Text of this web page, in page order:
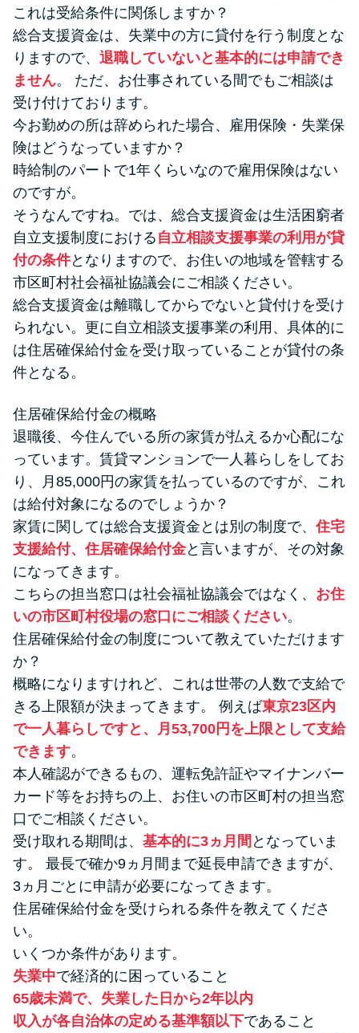
これは受給条件に関係しますか？
総合支援資金は、失業中の方に貸付を行う制度とな
りますので、 退職していないと基本的には申請でき
ません。 ただ、お仕事されている間でもご相談は
受け付けております。
今お勤めの所は辞められた場合、雇用保険・失業保
険はどうなっていますか？
時給制のパートで1年くらいなので雇用保険はない
のですが。
そうなんですね。では、総合支援資金は生活困窮者
自立支援制度における 自立相談支援事業の利用が貸
付の条件となりますので、お住いの地域を管轄する
市区町村社会福祉協議会にご相談ください。
総合支援資金は離職してからでないと貸付けを受け
られない。更に自立相談支援事業の利用、具体的に
は住居確保給付金を受け取っていることが貸付の条
件となる。
住居確保給付金の概略
退職後、今住んでいる所の家賃が払えるか心配にな
っています。賃貸マンションで一人暮らしをしてお
り、月85,000円の家賃を払っているのですが、これ
は給付対象になるのでしょうか？
家賃に関しては総合支援資金とは別の制度で、住宅
支援給付、住居確保給付金と言いますが、その対象
になってきます。
こちらの担当窓口は社会福祉協議会ではなく、 お住
いの市区町村役場の窓口にご相談ください。
住居確保給付金の制度について教えていただけます
か？
概略になりますけれど、これは世帯の人数で支給で
きる上限額が決まってきます。 例えば東京23区内
で一人暮らしですと、月53,700円を上限として支給
できます。
本人確認ができるもの、運転免許証やマイナンバー
カード等をお持ちの上、お住いの市区町村の担当窓
口でご相談ください。
受け取れる期間は、 基本的に3ヵ月間 となっていま
す。 最長で確か9ヵ月間まで延長申請できますが、
3ヵ月ごとに申請が必要になってきます。
住居確保給付金を受けられる条件を教えてくださ
い。
いくつか条件があります。
失業中で経済的に困っていること
65歳未満で、失業した日から2年以内
収入が各自治体の定める基準額以下であること